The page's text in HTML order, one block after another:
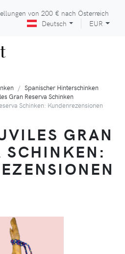
von 200 € nach Österreich
Deutsch
EUR
Spanischer Hinterschinken
Gran Reserva Schinken
Schinken: Kundenrezensionen
GRAN
SCHINKEN: